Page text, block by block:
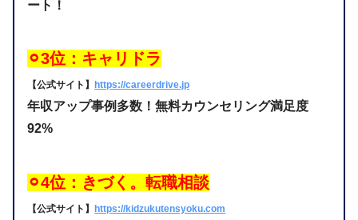
ート！
⚪︎3位：キャリドラ
【公式サイト】 https://careerdrive.jp
年収アップ事例多数！無料カウンセリング満足度
92%
⚪︎4位：きづく。転職相談
【公式サイト】 https://kidzukutensyoku.com